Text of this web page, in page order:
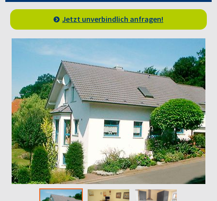
Jetzt unverbindlich anfragen!